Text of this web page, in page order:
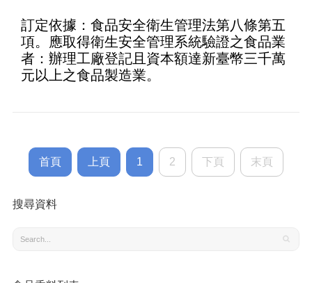
訂定依據：食品安全衛生管理法第八條第五
項。應取得衛生安全管理系統驗證之食品業
者：辦理工廠登記且資本額達新臺幣三千萬
元以上之食品製造業。
首頁 上頁 1 2 下頁 末頁
搜尋資料